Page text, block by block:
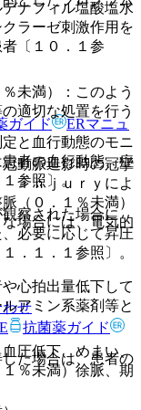
ナフィル塩酸塩水
ラーゼ刺激作用を
〔１０．１参
と血行動態のモニ
者の血行動態、症
参照〕。
察された場合に
必要に応じて昇圧
．１．１参照〕。
心拍出量低下して
アミン系薬剤等と
た場合は、患者の
未満）：このよう
適切な処置を行う
動脈造影時の冠攣
ｉｎｊｕｒｙによ
（０．１％未満）
場合には、電気的
圧低下、めまい、
％未満）徐脈、期
ガイド
ERマニュ
わせ
抗菌薬ガイド